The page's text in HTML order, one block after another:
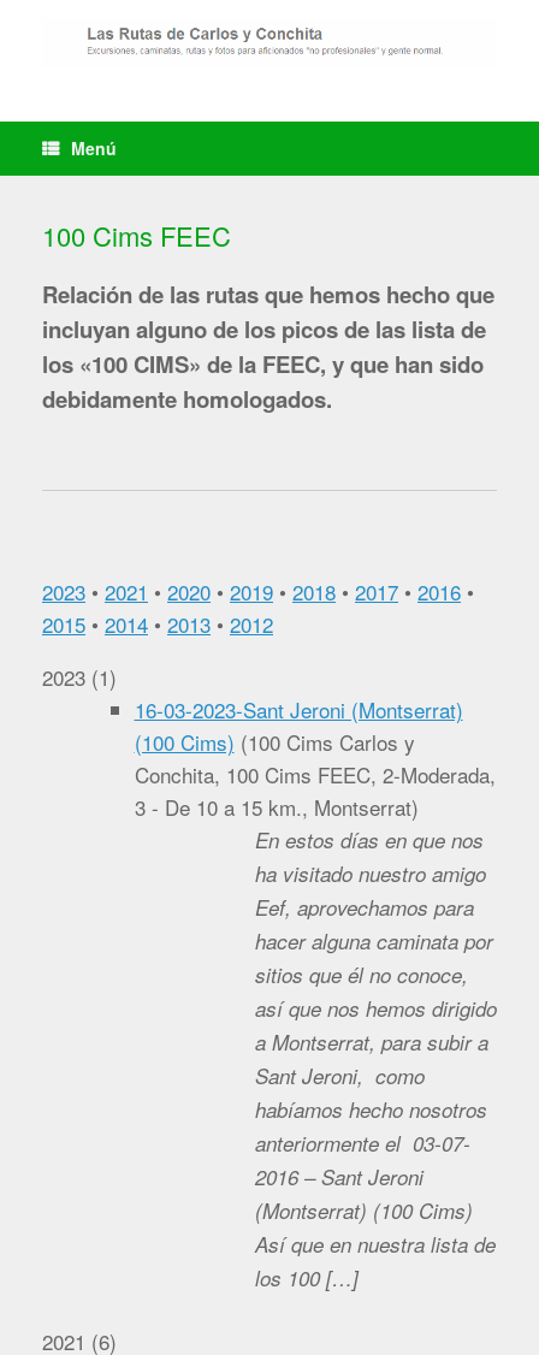
Menú
100 Cims FEEC
Relación de las rutas que hemos hecho que
incluyan alguno de los picos de las lista de
los «100 CIMS» de la FEEC, y que han sido
debidamente homologados.
2023 • 2021 • 2020 • 2019 • 2018 • 2017 • 2016 •
2015 • 2014 • 2013 • 2012
2023 (1)
16-03-2023-Sant Jeroni (Montserrat)
(100 Cims) (100 Cims Carlos y
Conchita, 100 Cims FEEC, 2-Moderada,
3 - De 10 a 15 km., Montserrat)
En estos días en que nos
ha visitado nuestro amigo
Eef, aprovechamos para
hacer alguna caminata por
sitios que él no conoce,
así que nos hemos dirigido
a Montserrat, para subir a
Sant Jeroni, como
habíamos hecho nosotros
anteriormente el 03-07-
2016 – Sant Jeroni
(Montserrat) (100 Cims)
Así que en nuestra lista de
los 100 […]
2021 (6)